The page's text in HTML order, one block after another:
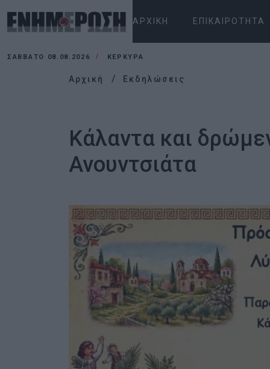
ΑΡΧΙΚΉ ΕΠΙΚΑΙΡΌΤΗΤΑ
ΣΆΒΒΑΤΟ 08.08.2026 ΚΕΡΚΥΡΑ
Αρχική Εκδηλώσεις
Κάλαντα και
Ανουντσιάτα